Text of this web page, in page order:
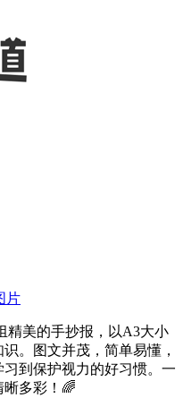
片
精美的手抄报，以A3大小
。图文并茂，简单易懂，
到保护视力的好习惯。一
晰多彩！🌈